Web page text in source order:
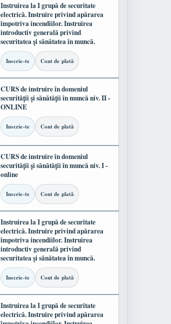
Instruirea la I grupă de securitate
electrică. Instruire privind apărarea
împotriva incendiilor. Instruirea
introductiv generală privind
securitatea și sănătatea în muncă.
Inscrie-te Cont de plată
CURS de instruire în domeniul
securității și sănătății în muncă niv. II -
ONLINE
Inscrie-te Cont de plată
CURS de instruire în domeniul
securității și sănătății în muncă niv. I -
online
Inscrie-te Cont de plată
Instruirea la I grupă de securitate
electrică. Instruire privind apărarea
împotriva incendiilor. Instruirea
introductiv generală privind
securitatea și sănătatea în muncă.
Inscrie-te Cont de plată
Instruirea la I grupă de securitate
electrică. Instruire privind apărarea